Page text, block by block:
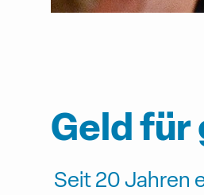
Geld für
Seit 20 Jahren